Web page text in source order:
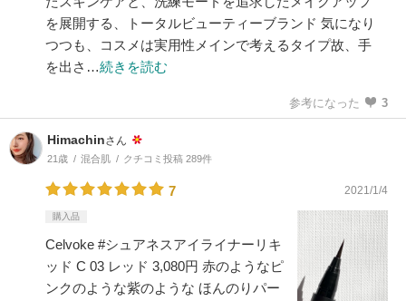
を展開する、トータルビューティーブランド 気になり
つつも、コスメは実用性メインで考えるタイプ故、手
を出さ…続きを読む
参考になった 3
Himachinさん
21歳 混合肌 クチコミ投稿 289件
7 2021/1/4
購入品
Celvoke #シュアネスアイライナーリキ
ッド C 03 レッド 3,080円 赤のようなピ
ンクのような紫のような ほんのりパー